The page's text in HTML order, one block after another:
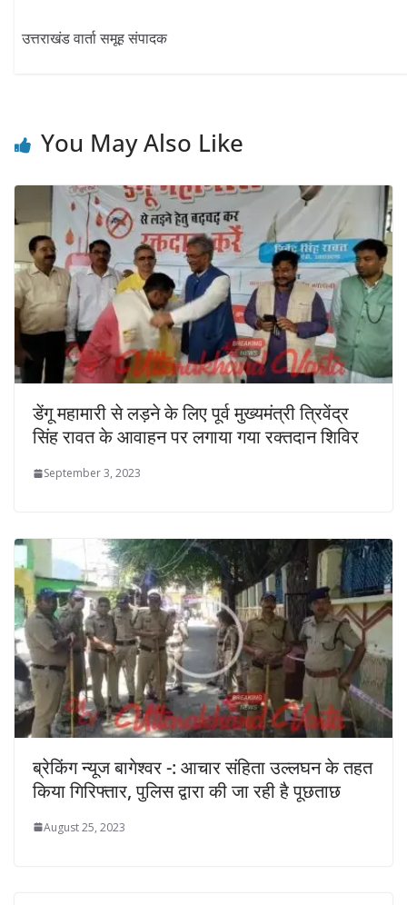
उत्तराखंड वार्ता समूह संपादक
You May Also Like
डेंगू महामारी से लड़ने के लिए पूर्व मुख्यमंत्री त्रिवेंद्र
सिंह रावत के आवाहन पर लगाया गया रक्तदान शिविर
September 3, 2023
ब्रेकिंग न्यूज बागेश्वर -: आचार संहिता उल्लघन के तहत
किया गिरिफ्तार, पुलिस द्वारा की जा रही है पूछताछ
August 25, 2023